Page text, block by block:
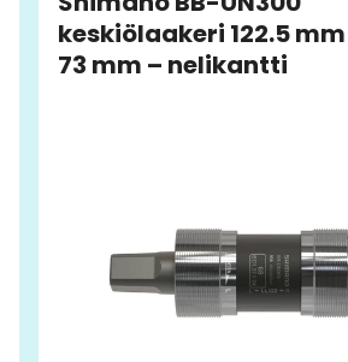
keskiölaakeri 122.5 mm
73 mm – nelikantti